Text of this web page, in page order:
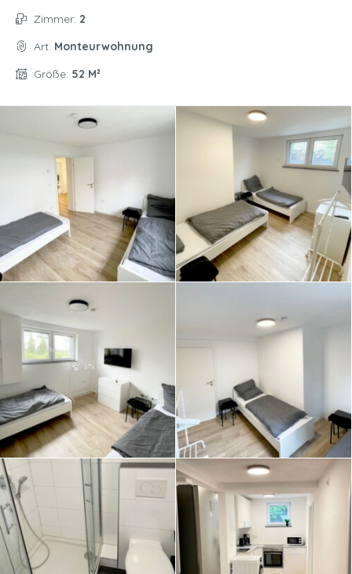
Zimmer: 2
Art: Monteurwohnung
Größe: 52 M²